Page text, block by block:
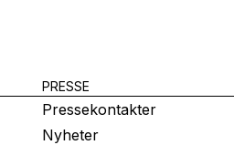
PRESSE
Pressekontakter
Nyheter